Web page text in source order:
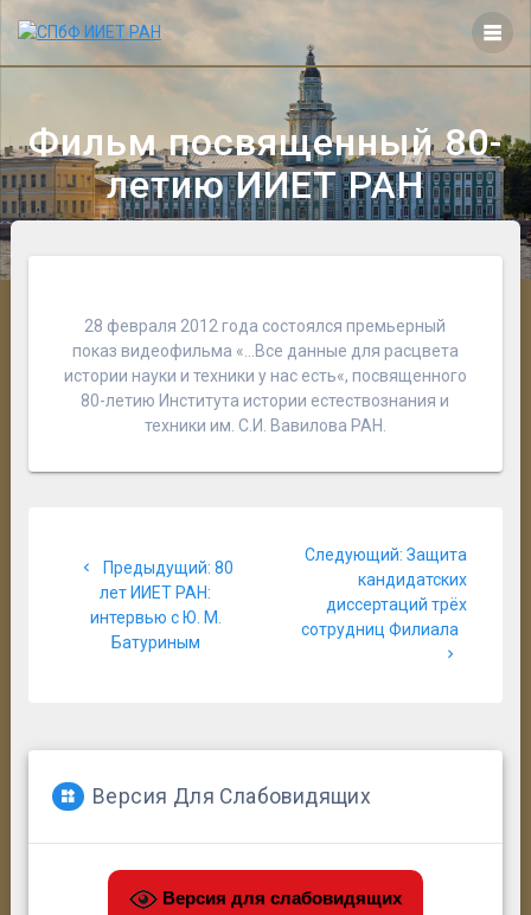
контенту
Фильм посвященный 80-
летию ИИЕТ РАН
28 февраля 2012 года состоялся премьерный
показ видеофильма « …Все данные для расцвета
истории науки и техники у нас есть«, посвященного
80-летию Института истории естествознания и
техники им. С.И. Вавилова РАН.
записям
Предыдущий: Предыдущая
80
лет ИИЕТ РАН:
интервью с Ю. М.
Батуриным
Следующий: Следующая
запись:
Защита
кандидатских
диссертаций трёх
сотрудниц Филиала
Версия Для Слабовидящих
Версия для слабовидящих